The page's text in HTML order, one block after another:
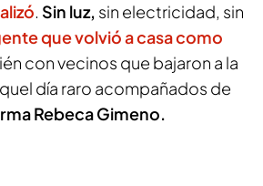
. Sin luz, sin electricidad, sin
que volvió a casa como
con vecinos que bajaron a la
día raro acompañados de
Rebeca Gimeno.